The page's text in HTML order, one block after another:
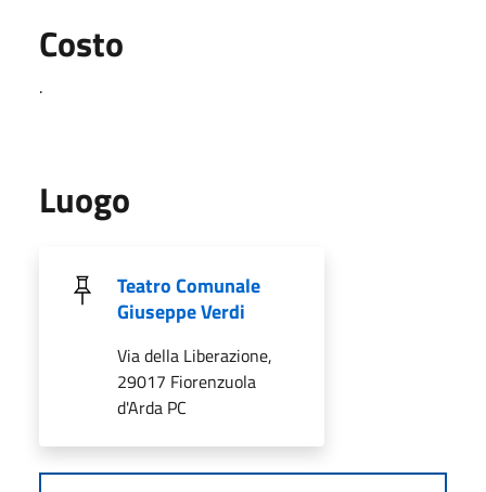
Costo
.
Luogo
Teatro Comunale
Giuseppe Verdi
Via della Liberazione,
29017 Fiorenzuola
d'Arda PC